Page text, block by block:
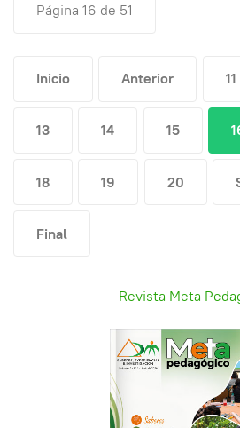
Página 16 de 51
Inicio Anterior 11
13 14 15
18 19 20
Final
Revista Meta